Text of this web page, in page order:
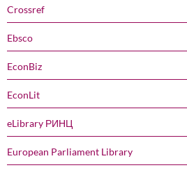
Crossref
Ebsco
EconBiz
EconLit
eLibrary РИНЦ
European Parliament Library